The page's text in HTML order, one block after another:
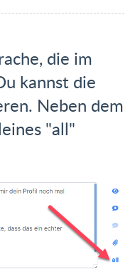
die im
kannst die
Neben dem
"all"